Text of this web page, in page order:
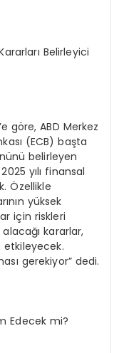
Belirleyici
göre, ABD Merkez
(ECB) başta
belirleyen
yılı finansal
Özellikle
yüksek
için riskleri
alacağı kararlar,
etkileyecek.
gerekiyor” dedi.
Edecek mi?